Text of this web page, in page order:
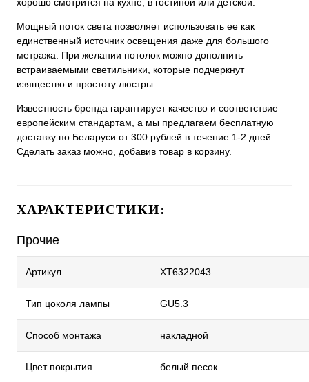
Мощный поток света позволяет использовать ее как
единственный источник освещения даже для большого
метража. При желании потолок можно дополнить
встраиваемыми светильники, которые подчеркнут
изящество и простоту люстры.
Известность бренда гарантирует качество и соответствие
европейским стандартам, а мы предлагаем бесплатную
доставку по Беларуси от 300 рублей в течение 1-2 дней.
Сделать заказ можно, добавив товар в корзину.
ХАРАКТЕРИСТИКИ:
Прочие
Артикул XT6322043
Тип цоколя лампы GU5.3
Способ монтажа накладной
Цвет покрытия белый песок